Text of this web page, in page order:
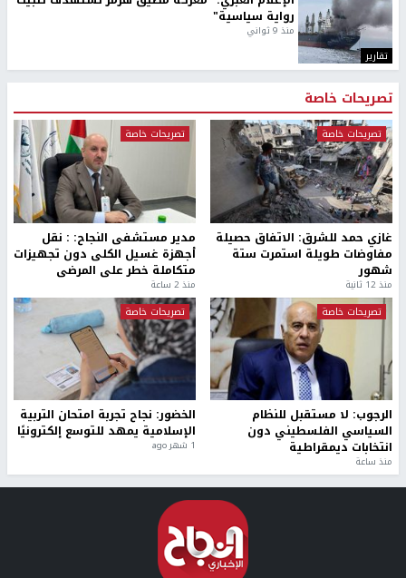
تقارير
رواية سياسية"
منذ 9 ثواني
تصريحات خاصة
تصريحات خاصة
غازي حمد للشرق: الاتفاق حصيلة
مفاوضات طويلة استمرت ستة
شهور
منذ 12 ثانية
تصريحات خاصة
مدير مستشفى النجاح: : نقل
أجهزة غسيل الكلى دون تجهيزات
متكاملة خطر على المرضى
منذ 2 ساعة
تصريحات خاصة
الرجوب: لا مستقبل للنظام
السياسي الفلسطيني دون
انتخابات ديمقراطية
منذ ساعة
تصريحات خاصة
الخضور: نجاح تجربة امتحان التربية
الإسلامية يمهد للتوسع إلكترونيًا
1 شهر ago